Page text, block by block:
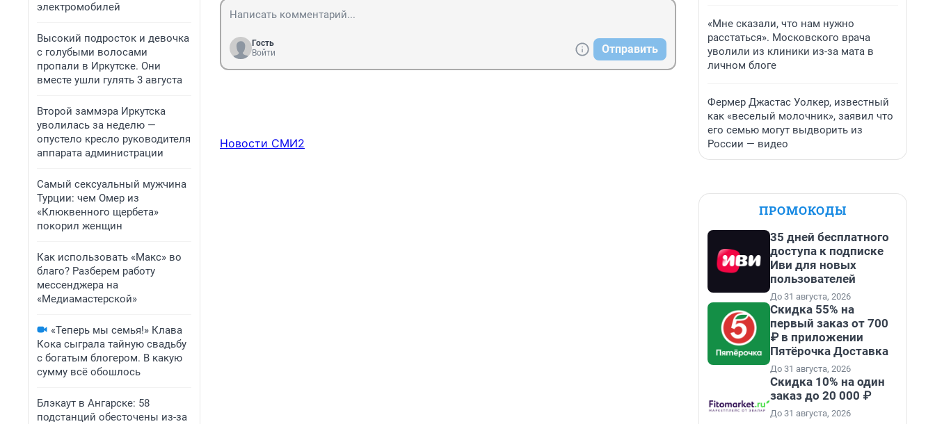
электромобилей
Высокий подросток и девочка
с голубыми волосами
пропали в Иркутске. Они
вместе ушли гулять 3 августа
Второй заммэра Иркутска
уволилась за неделю —
опустело кресло руководителя
аппарата администрации
Самый сексуальный мужчина
Турции: чем Омер из
«Клюквенного щербета»
покорил женщин
Как использовать «Макс» во
благо? Разберем работу
мессенджера на
«Медиамастерской»
«Теперь мы семья!» Клава
Кока сыграла тайную свадьбу
с богатым блогером. В какую
сумму всё обошлось
Блэкаут в Ангарске: 58
подстанций обесточены из-за
Гость
Войти
Отправить
Новости СМИ2
«Мне сказали, что нам нужно
расстаться». Московского врача
уволили из клиники из-за мата в
личном блоге
Фермер Джастас Уолкер, известный
как «веселый молочник», заявил что
его семью могут выдворить из
России — видео
ПРОМОКОДЫ
35 дней бесплатного
доступа к подписке
Иви для новых
пользователей
До 31 августа, 2026
Скидка 55% на
первый заказ от 700
₽ в приложении
Пятёрочка Доставка
До 31 августа, 2026
Скидка 10% на один
заказ до 20 000 ₽
До 31 августа, 2026